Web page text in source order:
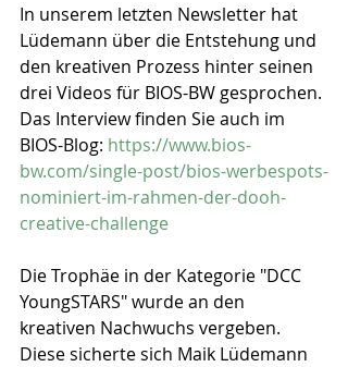
In unserem letzten Newsletter hat
Lüdemann über die Entstehung und
den kreativen Prozess hinter seinen
drei Videos für BIOS-BW gesprochen.
Das Interview finden Sie auch im
BIOS-Blog: https://www.bios-
bw.com/single-post/bios-werbespots-
nominiert-im-rahmen-der-dooh-
creative-challenge
Die Trophäe in der Kategorie "DCC
YoungSTARS" wurde an den
kreativen Nachwuchs vergeben.
Diese sicherte sich Maik Lüdemann